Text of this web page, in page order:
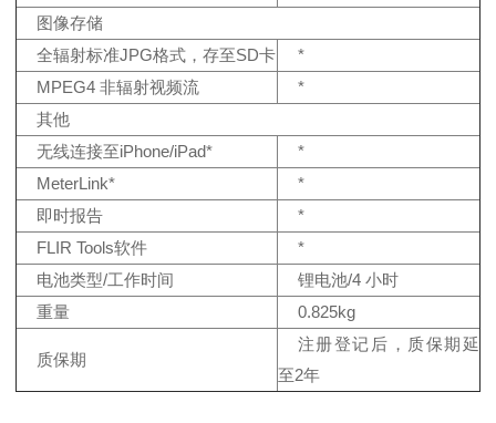
图像存储
全辐射标准JPG格式，存至SD卡
*
MPEG4 非辐射视频流
*
其他
无线连接至iPhone/iPad*
*
MeterLink*
*
即时报告
*
FLIR Tools软件
*
电池类型/工作时间
锂电池/4 小时
重量
0.825kg
质保期
注册登记后，质保期延
至2年